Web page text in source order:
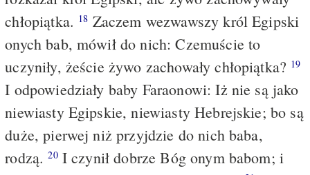
chłopiątka. 18 Zaczem wezwawszy król Egipski
onych bab, mówił do nich: Czemuście to
uczyniły, żeście żywo zachowały chłopiątka? 19
I odpowiedziały baby Faraonowi: Iż nie są jako
niewiasty Egipskie, niewiasty Hebrejskie; bo są
duże, pierwej niż przyjdzie do nich baba,
rodzą.20I czynił dobrze Bóg onym babom; i